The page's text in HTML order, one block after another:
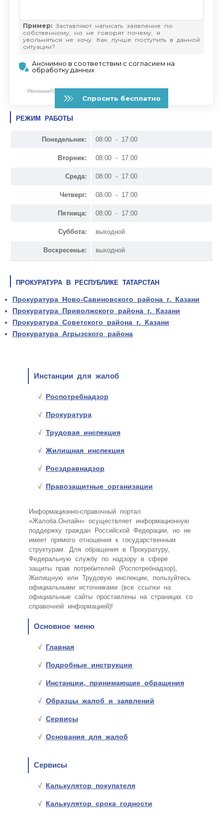
РЕЖИМ РАБОТЫ
Понедельник: 08:00 - 17:00
Вторник: 08:00 - 17:00
Среда: 08:00 - 17:00
Четверг: 08:00 - 17:00
Пятница: 08:00 - 17:00
Суббота: выходной
Воскресенье: выходной
ПРОКУРАТУРА В РЕСПУБЛИКЕ ТАТАРСТАН
Прокуратура Ново-Савиновского района г. Казани
Прокуратура Приволжского района г. Казани
Прокуратура Советского района г. Казани
Прокуратура Агрызского района
Инстанции для жалоб
Роспотребнадзор
Прокуратура
Трудовая инспекция
Жилищная инспекция
Росздравнадзор
Правозащитные организации
Информационно-справочный портал
«Жалоба.Онлайн» осуществляет информационную
поддержку граждан Российской Федерации, но не
имеет прямого отношения к государственным
структурам. Для обращения в Прокуратуру,
Федеральную службу по надзору в сфере
защиты прав потребителей (Роспотребнадзор),
Жилищную или Трудовую инспекции, пользуйтесь
официальными источниками (все ссылки на
официальные сайты проставлены на страницах со
справочной информацией)!
Основное меню
Главная
Подробные инструкции
Инстанции, принимающие обращения
Образцы жалоб и заявлений
Сервисы
Основания для жалоб
Сервисы
Калькулятор покупателя
Калькулятор срока годности